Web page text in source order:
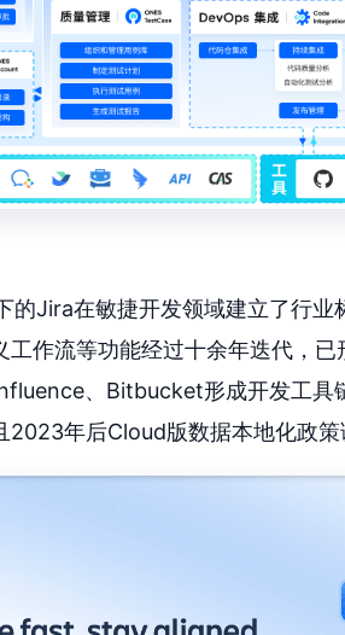
的Jira在敏捷开发领域建立了行
工作流等功能经过十余年迭代，
、Bitbucket形成开发工具
2023年后Cloud版数据本地化政策